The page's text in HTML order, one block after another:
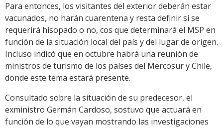
Para entonces, los visitantes del exterior deberán estar
vacunados, no harán cuarentena y resta definir si se
requerirá hisopado o no, cos que determinará el MSP en
función de la situación local del país y del lugar de origen.
Incluso indicó que en octubre habrá una reunión de
ministros de turismo de los países del Mercosur y Chile,
donde este tema estará presente.
Consultado sobre la situación de su predecesor, el
exministro Germán Cardoso, sostuvo que actuará en
función de lo que vayan mostrando las investigaciones